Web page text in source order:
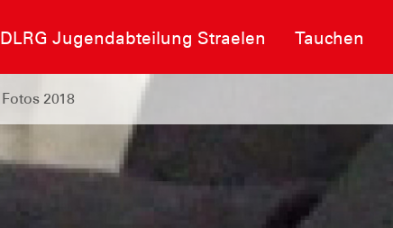
DLRG Jugendabteilung Straelen Tauchen
Fotos 2018